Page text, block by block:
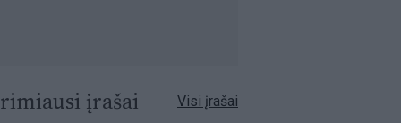
įrašai Visi įrašai